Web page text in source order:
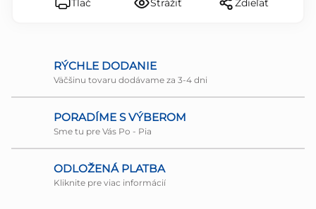
Tlač Strážiť Zdieľať
RÝCHLE DODANIE
Väčšinu tovaru dodávame za 3-4 dni
PORADÍME S VÝBEROM
Sme tu pre Vás Po - Pia
ODLOŽENÁ PLATBA
Kliknite pre viac informácií